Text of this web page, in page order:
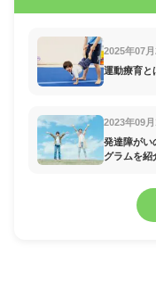
2025年07月
運動療育と
2023年09月
発達障がい
グラムを紹